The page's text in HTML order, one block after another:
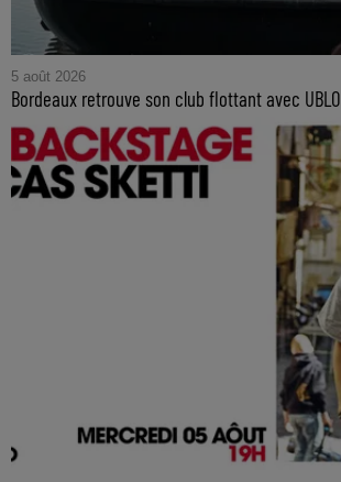
5 août 2026
Bordeaux retrouve son club flottant avec UBLO